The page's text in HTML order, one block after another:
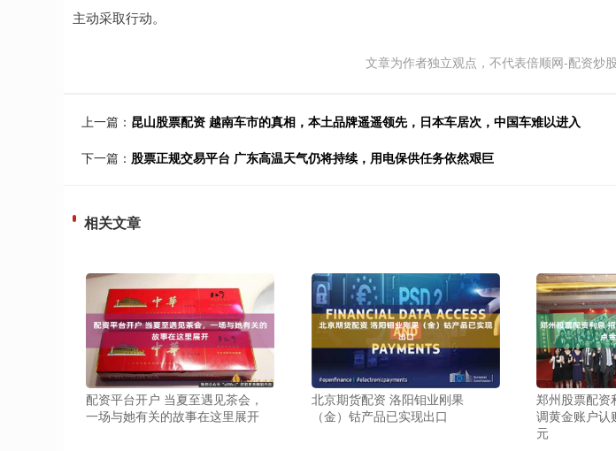
主动采取行动。
文章为作者独立观点，不代表倍顺网-配资炒
上一篇： 昆山股票配资 越南车市的真相，本土品牌遥遥领先，日本车居次，中国车难以进入
下一篇： 股票正规交易平台 广东高温天气仍将持续，用电保供任务依然艰巨
相关文章
配资平台开户 当夏至遇见茶会，
一场与她有关的故事在这里展开
北京期货配资 洛阳钼业刚果
（金）钴产品已实现出口
郑州股票配资
调黄金账户认
元